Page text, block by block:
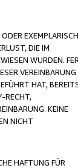
DIE IM
WURDEN.
VEREINBARUNG
HAT,
RECHT,
KEINE
NICHT
HAFTUNG FÜR